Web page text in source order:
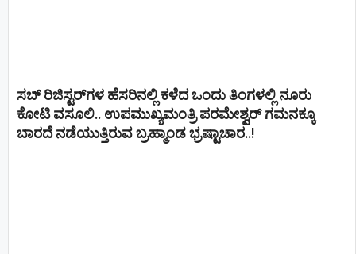
ಸಬ್ ರಿಜಿಸ್ಟರ್​ಗಳ ಹೆಸರಿನಲ್ಲಿ ಕಳೆದ ಒಂದು ತಿಂಗಳಲ್ಲಿ ನೂರು
ಕೋಟಿ ವಸೂಲಿ.. ಉಪಮುಖ್ಯಮಂತ್ರಿ ಪರಮೇಶ್ವರ್​ ಗಮನಕ್ಕೂ
ಬಾರದೆ ನಡೆಯುತ್ತಿರುವ ಬ್ರಹ್ಮಾಂಡ ಭ್ರಷ್ಟಾಚಾರ..!